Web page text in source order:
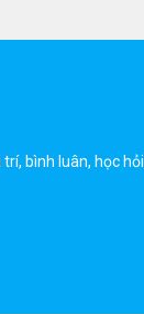
bình luân, học